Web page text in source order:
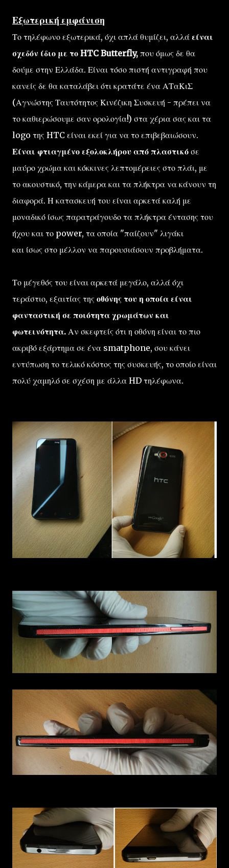
Εξωτερική εμφάνιση
Το τηλέφωνο εξωτερικά, όχι απλά θυμίζει, αλλά είναι
σχεδόν ίδιο με το HTC Butterfly, που όμως δε θα
δούμε στην Ελλάδα. Είναι τόσο πιστή αντιγραφή που
κανείς δε θα καταλάβει ότι κρατάτε ένα ΑΤαΚιΣ
(Αγνώστης Ταυτότητος Κινέζικη Συσκευή - πρέπει να
το καθιερώσουμε σαν ορολογία!) στα χέρια σας και τα
logo της HTC είναι εκεί για να το επιβεβαιώσουν.
Είναι φτιαγμένο εξολοκλήρου από πλαστικό σε
μαύρο χρώμα και κόκκινες λεπτομέρειες στο πλάι, με
το ακουστικό, την κάμερα και τα πλήκτρα να κάνουν τη
διαφορά. Η κατασκευή του είναι αρκετά καλή με
μοναδικό ίσως παρατράγουδο τα πλήκτρα έντασης του
ήχου και το power, τα οποία "παίζουν" λιγάκι
και ίσως στο μέλλον να παρουσιάσουν προβλήματα.
Το μέγεθός του είναι αρκετά μεγάλο, αλλά όχι
τεράστιο, εξαιτίας της οθόνης του η οποία είναι
φανταστική σε ποιότητα χρωμάτων και
φωτεινότητα. Αν σκεφτείς ότι η οθόνη είναι το πιο
ακριβό εξάρτημα σε ένα smatphone, σου κάνει
εντύπωση το τελικό κόστος της συσκευής, το οποίο είναι
πολύ χαμηλό σε σχέση με άλλα HD τηλέφωνα.